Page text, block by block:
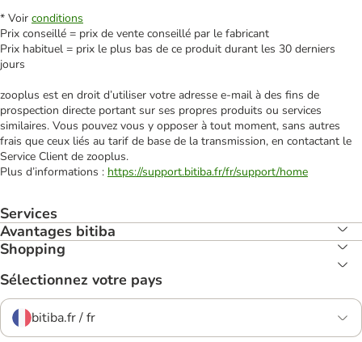
* Voir conditions
Prix conseillé = prix de vente conseillé par le fabricant
Prix habituel = prix le plus bas de ce produit durant les 30 derniers
jours
zooplus est en droit d’utiliser votre adresse e‑mail à des fins de
prospection directe portant sur ses propres produits ou services
similaires. Vous pouvez vous y opposer à tout moment, sans autres
frais que ceux liés au tarif de base de la transmission, en contactant le
Service Client de zooplus.
Plus d’informations : https://support.bitiba.fr/fr/support/home
Services
Avantages bitiba
Shopping
Sélectionnez votre pays
bitiba.fr / fr